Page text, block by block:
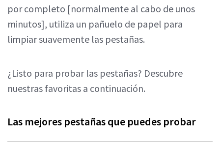
por completo [normalmente al cabo de unos
minutos], utiliza un pañuelo de papel para
limpiar suavemente las pestañas.
¿Listo para probar las pestañas? Descubre
nuestras favoritas a continuación.
Las mejores pestañas que puedes probar